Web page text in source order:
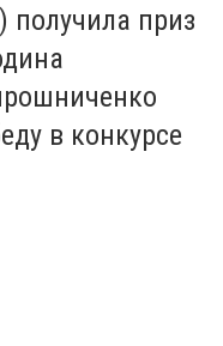
получила приз
в конкурсе